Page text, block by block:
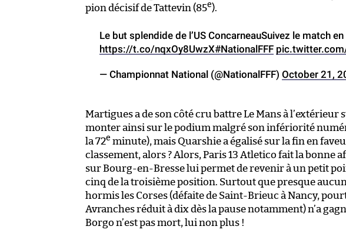
pion décisif de Tattevin (85e).
Le but splendide de l’US ConcarneauSuivez le match
https://t.co/nqxOy8UwzX#NationalFFF
— Championnat National (@NationalFFF) October 21,
Martigues a de son côté cru battre Le Mans à l’extérieur
monter ainsi sur le podium malgré son infériorité
la 72e minute), mais Quarshie a égalisé sur la fin en
classement, alors ? Alors, Paris 13 Atletico fait la bonne
sur Bourg-en-Bresse lui permet de revenir à un petit
cinq de la troisième position. Surtout que presque
hormis les Corses (défaite de Saint-Brieuc à Nancy,
Avranches réduit à dix dès la pause notamment) n’a
Borgo n’est pas mort, lui non plus !